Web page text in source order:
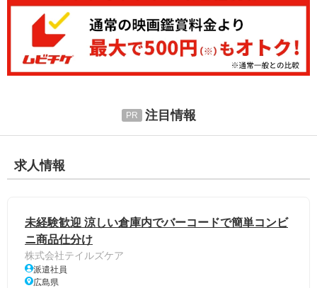
注目情報
求人情報
未経験歓迎 涼しい倉庫内でバーコードで簡単コンビ
ニ商品仕分け
株式会社テイルズケア
派遣社員
広島県